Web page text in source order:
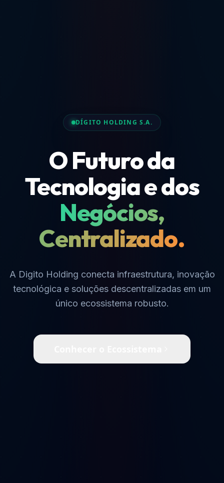
DÍGITO HOLDING S.A.
O Futuro da
Tecnologia e dos
Negócios,
Centralizado.
A Digito Holding conecta infraestrutura, inovação
tecnológica e soluções descentralizadas em um
único ecossistema robusto.